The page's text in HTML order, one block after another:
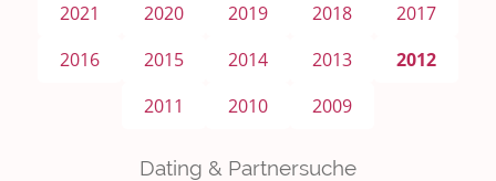
2021
2020 2019 2018
2017
2016
2015 2014 2013
2012
2011
2010 2009
Dating & Partnersuche